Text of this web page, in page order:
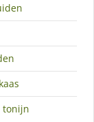
tonijn